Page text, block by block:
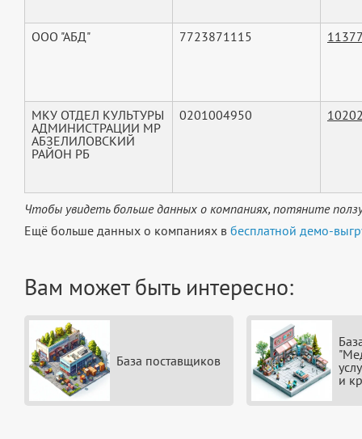
ООО "АБД" 7723871115
МКУ ОТДЕЛ КУЛЬТУРЫ
АДМИНИСТРАЦИИ МР
АБЗЕЛИЛОВСКИЙ
РАЙОН РБ
0201004950
Чтобы увидеть больше данных о компаниях, потяните
Ещё больше данных о компаниях в бесплатной демо-
Вам может быть интересно:
База поставщиков
и